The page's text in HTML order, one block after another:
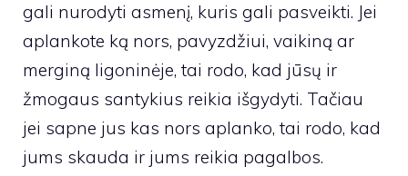
gali nurodyti asmenį, kuris gali pasveikti. Jei
aplankote ką nors, pavyzdžiui, vaikiną ar
merginą ligoninėje, tai rodo, kad jūsų ir
žmogaus santykius reikia išgydyti. Tačiau
jei sapne jus kas nors aplanko, tai rodo, kad
jums skauda ir jums reikia pagalbos.